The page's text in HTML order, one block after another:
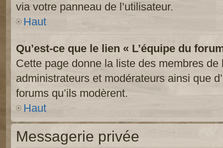
via votre panneau de l’utilisateur.
Haut
Qu’est-ce que le lien « L’équipe du
Cette page donne la liste des membres de
administrateurs et modérateurs ainsi que
forums qu’ils modèrent.
Haut
Messagerie privée